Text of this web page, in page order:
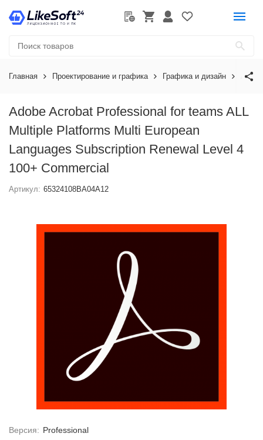
Главная Проектирование и графика Графика и дизайн
Adobe Acrobat Professional for teams ALL
Multiple Platforms Multi European
Languages Subscription Renewal Level 4
100+ Commercial
Артикул: 65324108BA04A12
Версия: Professional